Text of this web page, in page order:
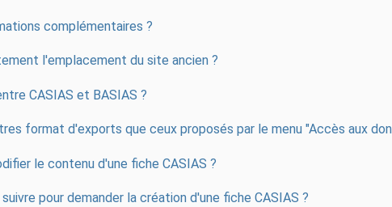
complémentaires ?
l'emplacement du site ancien ?
CASIAS et BASIAS ?
format d'exports que ceux proposés par le menu "Accès aux
le contenu d'une fiche CASIAS ?
pour demander la création d'une fiche CASIAS ?